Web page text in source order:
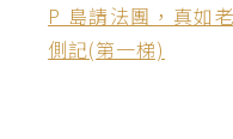
P 島請法團，真如
側記(第一梯)